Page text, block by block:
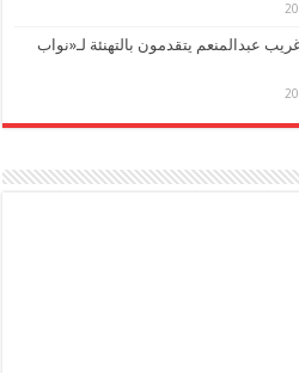
عبدالمنعم يتقدمون بالتهنئة لـ«نواب